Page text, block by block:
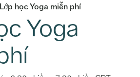
Lớp học Yoga miễn phí
Yoga